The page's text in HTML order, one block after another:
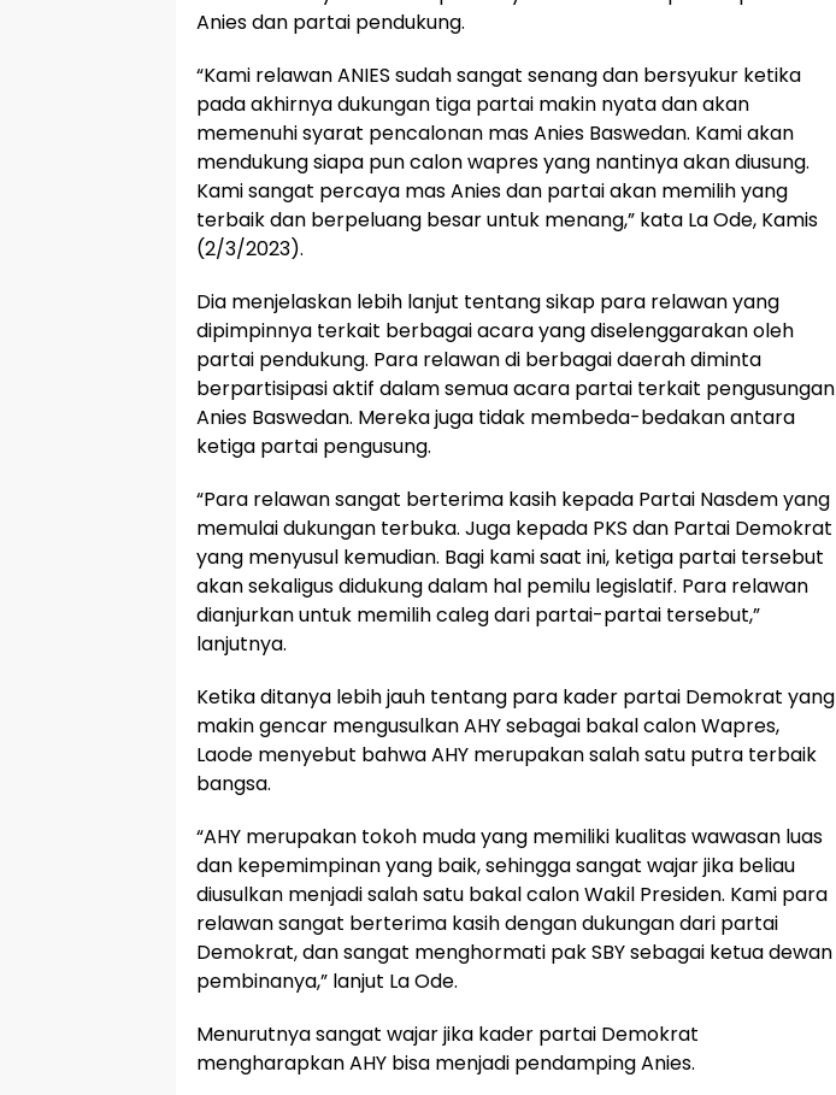
Anies dan partai pendukung.
“Kami relawan ANIES sudah sangat senang dan bersyukur ketika
pada akhirnya dukungan tiga partai makin nyata dan akan
memenuhi syarat pencalonan mas Anies Baswedan. Kami akan
mendukung siapa pun calon wapres yang nantinya akan diusung.
Kami sangat percaya mas Anies dan partai akan memilih yang
terbaik dan berpeluang besar untuk menang,” kata La Ode, Kamis
(2/3/2023).
Dia menjelaskan lebih lanjut tentang sikap para relawan yang
dipimpinnya terkait berbagai acara yang diselenggarakan oleh
partai pendukung. Para relawan di berbagai daerah diminta
berpartisipasi aktif dalam semua acara partai terkait pengusungan
Anies Baswedan. Mereka juga tidak membeda-bedakan antara
ketiga partai pengusung.
“Para relawan sangat berterima kasih kepada Partai Nasdem yang
memulai dukungan terbuka. Juga kepada PKS dan Partai Demokrat
yang menyusul kemudian. Bagi kami saat ini, ketiga partai tersebut
akan sekaligus didukung dalam hal pemilu legislatif. Para relawan
dianjurkan untuk memilih caleg dari partai-partai tersebut,”
lanjutnya.
Ketika ditanya lebih jauh tentang para kader partai Demokrat yang
makin gencar mengusulkan AHY sebagai bakal calon Wapres,
Laode menyebut bahwa AHY merupakan salah satu putra terbaik
bangsa.
“AHY merupakan tokoh muda yang memiliki kualitas wawasan luas
dan kepemimpinan yang baik, sehingga sangat wajar jika beliau
diusulkan menjadi salah satu bakal calon Wakil Presiden. Kami para
relawan sangat berterima kasih dengan dukungan dari partai
Demokrat, dan sangat menghormati pak SBY sebagai ketua dewan
pembinanya,” lanjut La Ode.
Menurutnya sangat wajar jika kader partai Demokrat
mengharapkan AHY bisa menjadi pendamping Anies.